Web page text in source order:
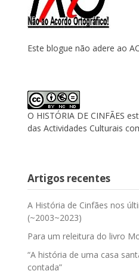
Este blogue não adere ao
O HISTÓRIA DE CINFÃES
das Actividades Culturais
Artigos recentes
A História de Cinfães nos
(~2003~2023)
Para um releitura do livro
“A história de uma casa
contada”